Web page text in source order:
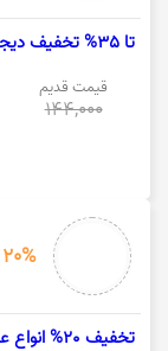
تا 35% تخفیف دیجی کالا ویژه لوازم ماه محرم و اربعین
قیمت قدیم
144,000
20%
تخفیف 20% انواع عرقیات و عرق نعناع